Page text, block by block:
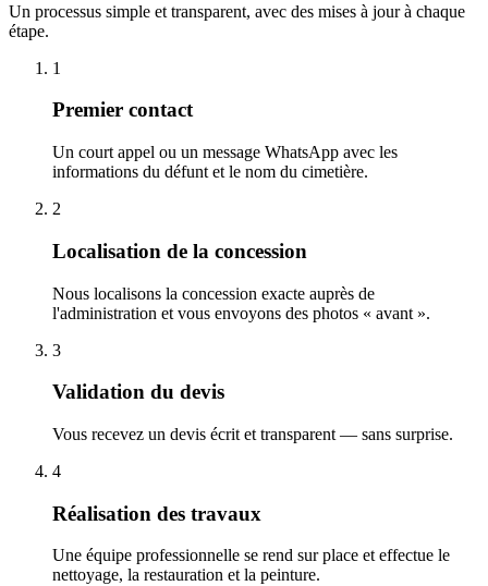
Un processus simple et transparent, avec des mises à jour à chaque
étape.
1
Premier contact
Un court appel ou un message WhatsApp avec les
informations du défunt et le nom du cimetière.
2
Localisation de la concession
Nous localisons la concession exacte auprès de
l'administration et vous envoyons des photos « avant ».
3
Validation du devis
Vous recevez un devis écrit et transparent — sans surprise.
4
Réalisation des travaux
Une équipe professionnelle se rend sur place et effectue le
nettoyage, la restauration et la peinture.